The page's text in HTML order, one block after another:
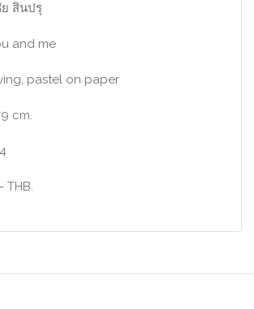
สินปรุ
and me
pastel on paper
cm.
THB.